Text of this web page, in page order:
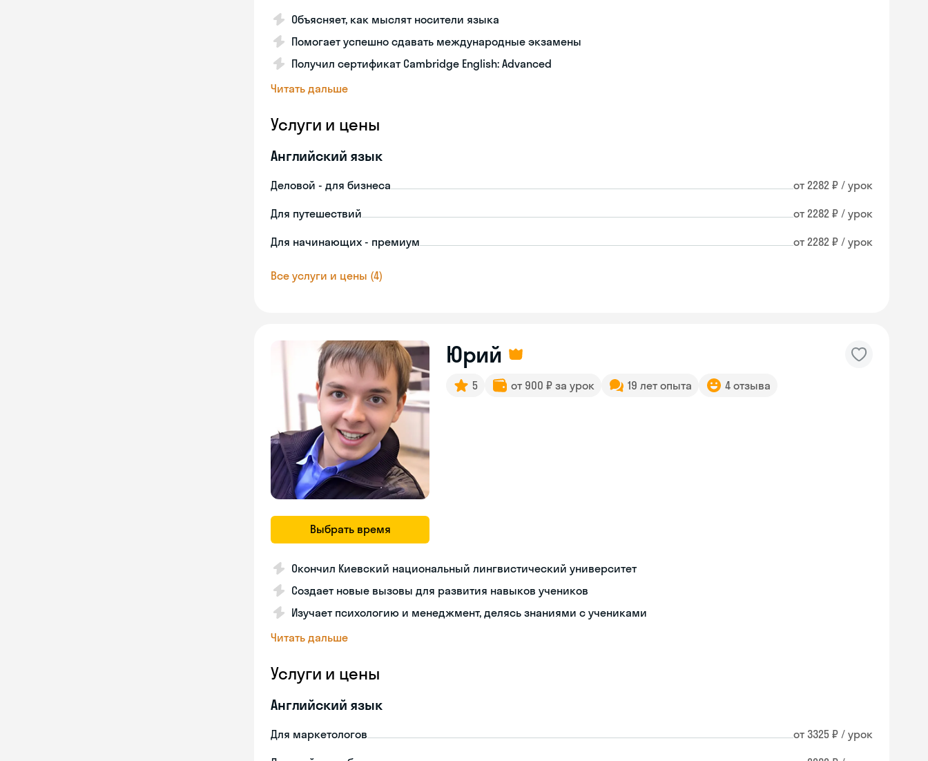
Объясняет, как мыслят носители языка
Помогает успешно сдавать международные экзамены
Получил сертификат Cambridge English: Advanced
Читать дальше
Услуги и цены
Английский язык
Деловой - для бизнеса от 2282 ₽ / урок
Для путешествий от 2282 ₽ / урок
Для начинающих - премиум от 2282 ₽ / урок
Все услуги и цены (4)
Выбрать время
Юрий
5 от 900 ₽ за урок 19 лет опыта 4 отзыва
Окончил Киевский национальный лингвистический университет
Создает новые вызовы для развития навыков учеников
Изучает психологию и менеджмент, делясь знаниями с учениками
Читать дальше
Услуги и цены
Английский язык
Для маркетологов от 3325 ₽ / урок
Skyeng Chat